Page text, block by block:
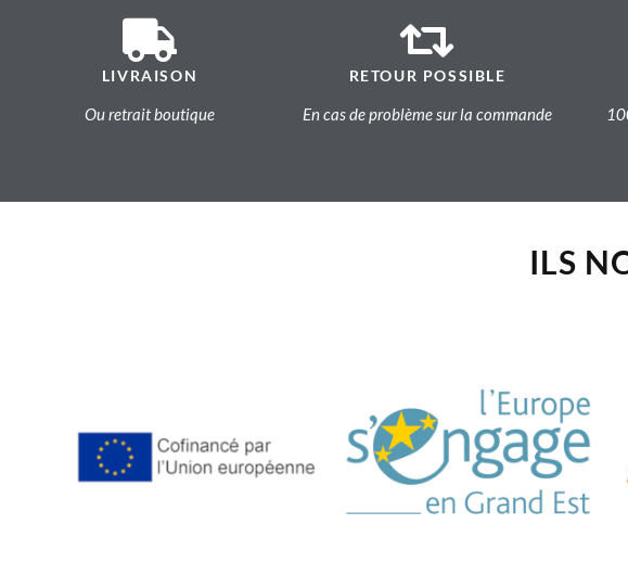
LIVRAISON
Ou retrait boutique
RETOUR POSSIBLE
En cas de problème sur la commande
ILS